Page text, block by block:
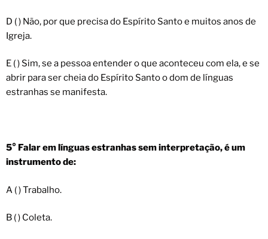
D ( ) Não, por que precisa do Espírito Santo e muitos anos de
Igreja.
E ( ) Sim, se a pessoa entender o que aconteceu com ela, e se
abrir para ser cheia do Espírito Santo o dom de línguas
estranhas se manifesta.
5° Falar em línguas estranhas sem interpretação, é um
instrumento de:
A ( ) Trabalho.
B ( ) Coleta.